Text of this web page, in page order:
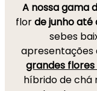
A nossa gama
florde junho até
sebes
apresentações
grandes flores
híbrido de